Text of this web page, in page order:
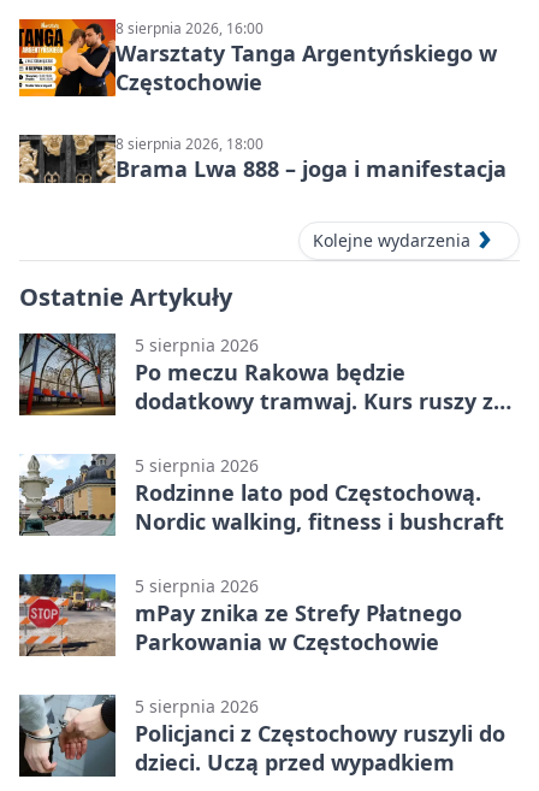
8 sierpnia 2026, 16:00
Warsztaty Tanga Argentyńskiego w
Częstochowie
8 sierpnia 2026, 18:00
Brama Lwa 888 – joga i manifestacja
Kolejne wydarzenia
Ostatnie Artykuły
5 sierpnia 2026
Po meczu Rakowa będzie
dodatkowy tramwaj. Kurs ruszy ze
5 sierpnia 2026
Rodzinne lato pod Częstochową.
Nordic walking, fitness i bushcraft
5 sierpnia 2026
mPay znika ze Strefy Płatnego
Parkowania w Częstochowie
5 sierpnia 2026
Policjanci z Częstochowy ruszyli do
dzieci. Uczą przed wypadkiem